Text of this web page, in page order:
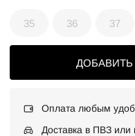
35 36 37
Оплата любым
Доставка в ПВЗ или